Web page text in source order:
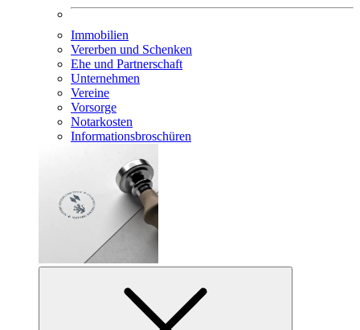
Immobilien
Vererben und Schenken
Ehe und Partnerschaft
Unternehmen
Vereine
Vorsorge
Notarkosten
Informationsbroschüren